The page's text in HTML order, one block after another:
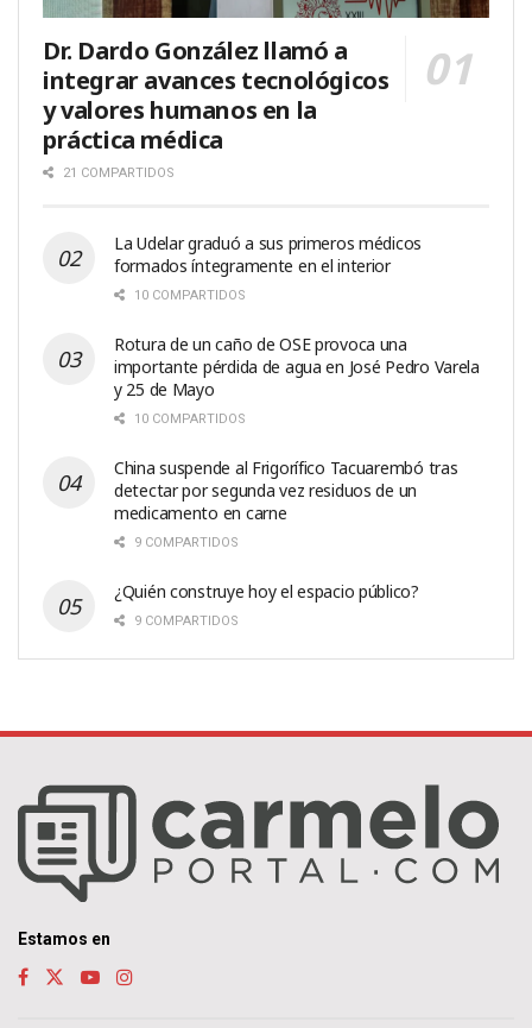
Dr. Dardo González llamó a
integrar avances tecnológicos
y valores humanos en la
práctica médica
21 COMPARTIDOS
La Udelar graduó a sus primeros médicos
formados íntegramente en el interior
10 COMPARTIDOS
Rotura de un caño de OSE provoca una
importante pérdida de agua en José Pedro Varela
y 25 de Mayo
10 COMPARTIDOS
China suspende al Frigorífico Tacuarembó tras
detectar por segunda vez residuos de un
medicamento en carne
9 COMPARTIDOS
¿Quién construye hoy el espacio público?
9 COMPARTIDOS
Estamos en